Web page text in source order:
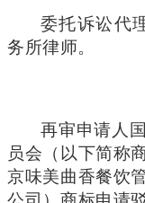
委托诉讼代
务所律师。
再审申请人
员会（以下简称
京味美曲香餐饮